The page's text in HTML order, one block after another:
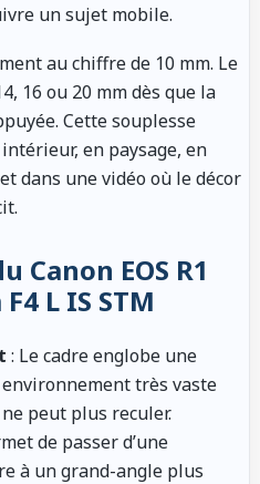
un sujet mobile.
au chiffre de 10 mm. Le
16 ou 20 mm dès que la
Cette souplesse
en paysage, en
dans une vidéo où le décor
Canon EOS R1
L IS STM
: Le cadre englobe une
très vaste
peut plus reculer.
de passer d’une
à un grand-angle plus